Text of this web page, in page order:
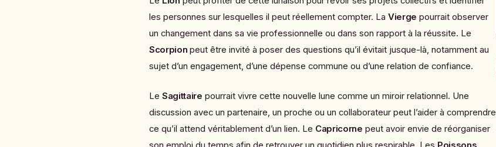
les personnes sur lesquelles il peut réellement compter. La Vierge pourrait observer
un changement dans sa vie professionnelle ou dans son rapport à la réussite. Le
Scorpion peut être invité à poser des questions qu’il évitait jusque-là, notamment au
sujet d’un engagement, d’une dépense commune ou d’une relation de confiance.
Le Sagittaire pourrait vivre cette nouvelle lune comme un miroir relationnel. Une
discussion avec un partenaire, un proche ou un collaborateur peut l’aider à comprendre
ce qu’il attend véritablement d’un lien. Le Capricorne peut avoir envie de réorganiser